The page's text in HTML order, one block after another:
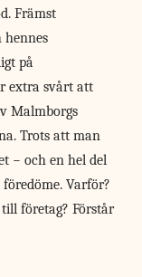
Främst
hennes
på
extra svårt att
Malmborgs
Trots att man
− och en hel del
Varför?
företag? Förstår